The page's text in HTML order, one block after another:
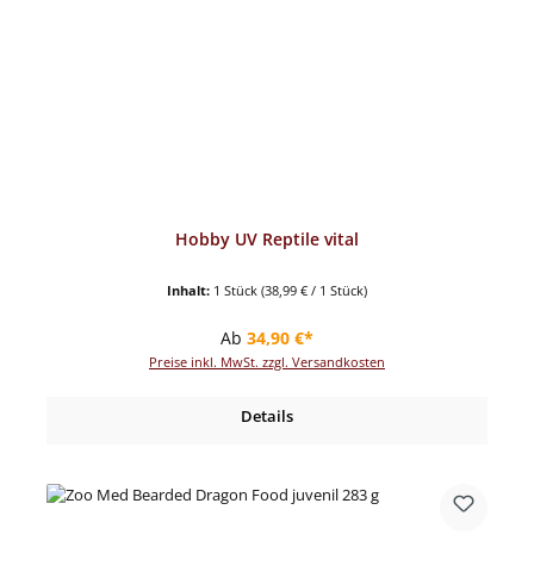
Hobby UV Reptile vital
Inhalt: 1 Stück (38,99 € / 1 Stück)
Regulärer Preis:
Ab 34,90 €*
Preise inkl. MwSt. zzgl. Versandkosten
Details